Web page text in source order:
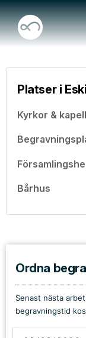
Platser i
Kyrkor & kapell
Bårhus
Ordna
Senast nästa
begravningstid